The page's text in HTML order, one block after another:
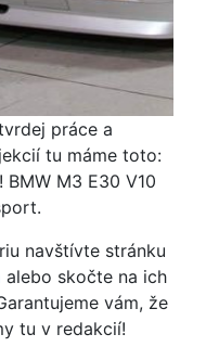
práce a
tu máme toto:
M3 E30 V10
navštívte stránku
alebo skočte na ich
vám, že
tu v redakcií!